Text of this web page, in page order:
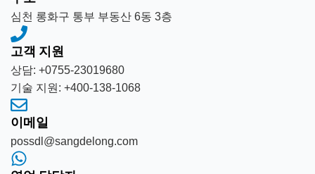
심천 롱화구 통부 부동산 6동 3층
고객 지원
상담: +0755-23019680
기술 지원: +400-138-1068
이메일
possdl@sangdelong.com